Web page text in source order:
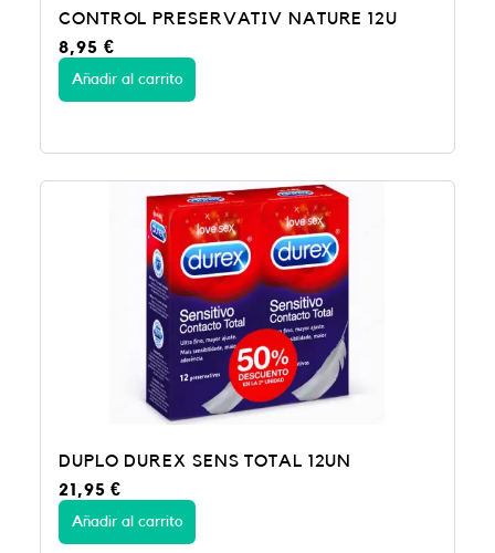
CONTROL PRESERVATIV NATURE 12U
8,95 €
Añadir al carrito
DUPLO DUREX SENS TOTAL 12UN
21,95€
Añadir al carrito